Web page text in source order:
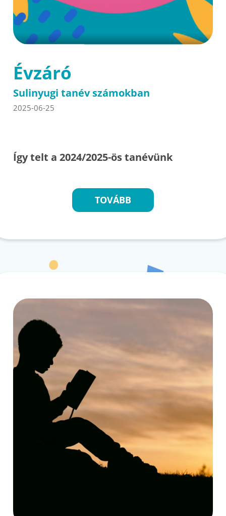
Évzáró
Sulinyugi tanév számokban
2025-06-25
Így telt a 2024/2025-ös tanévünk
TOVÁBB